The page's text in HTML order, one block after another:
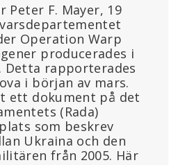
Peter F. Mayer, 19
Operation Warp
producerades i
Detta rapporterades
i början av mars.
ett dokument på det
(Rada)
som beskrev
Ukraina och den
från 2005. Här